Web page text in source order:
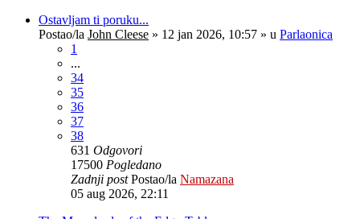
Ostavljam ti poruku...
Postao/la John Cleese » 12 jan 2026, 10:57 » u Parlaonica
1
...
34
35
36
37
38
631 Odgovori
17500 Pogledano
Zadnji postPostao/la Namazana
05 aug 2026, 22:11